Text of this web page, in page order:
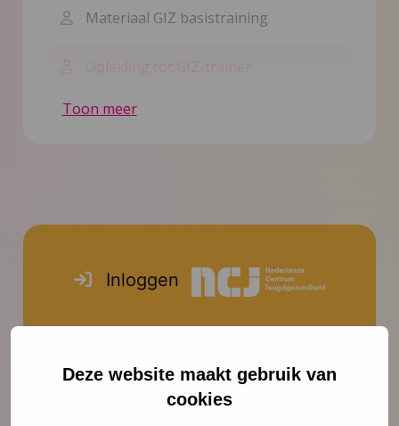
Deze website maakt gebruik van
cookies
Materiaal GIZ basistraining
Films
Toon meer
Inloggen
toegang tot een besloten gedeelte
van de NCJ website. Je stemt toe en